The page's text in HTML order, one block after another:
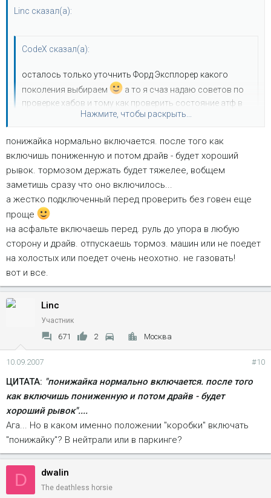
Linc сказал(а):
CodeX сказал(а):
осталось только уточнить Форд Эксплорер какого
поколения выбираем
а то я счаз надаю советов по
проверке хабов и тому как проверить состояние атф в
коробке при отсутствии щупа
Нажмите, чтобы раскрыть...
Explorer 2
Года 2000-2001. Не раньше. ну, тоесть, самые-самые
последние выпуски.
И кстати, а как проверить раздатку? Так же как и на
Экспедишне? Ну, например, в нейтрали включить
понижающую... КАК?
Нажмите, чтобы раскрыть...
понижайка нормально включается. после того как
включишь пониженную и потом драйв - будет хороший
рывок. тормозом держать будет тяжелее, вобщем
заметишь сразу что оно включилось...
а жестко подключенный перед проверить без говен еще
проще
на асфальте включаешь перед. руль до упора в любую
сторону и драйв. отпускаешь тормоз. машин или не поедет
на холостых или поедет очень неохотно. не газовать!
вот и все.
Linc
Участник
671 2 Москва
10.09.2007 #10
ЦИТАТА: "понижайка нормально включается. после того
как включишь пониженную и потом драйв - будет
хороший рывок"....
Ага... Но в каком именно положении "коробки" включать
"понижайку"? В нейтрали или в паркинге?
D dwalin
The deathless horsie